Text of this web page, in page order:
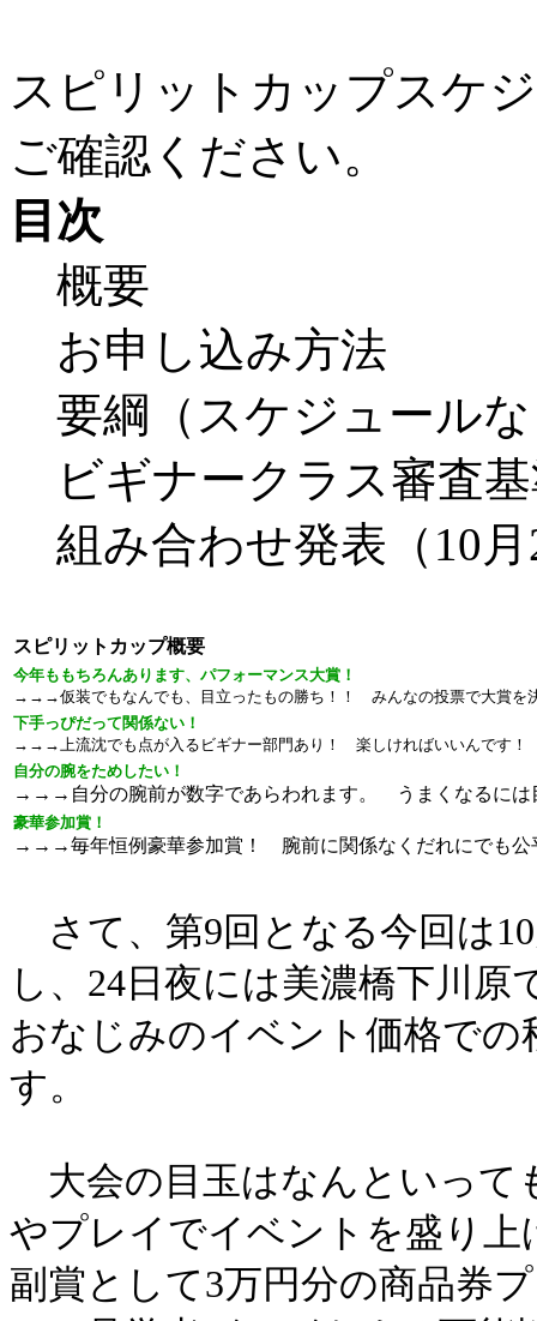
スピリットカップスケ
ご確認ください。
目次
概要
お申し込み方法
要綱（スケジュール
ビギナークラス審査
組み合わせ発表（10月
スピリットカップ概要
今年ももちろんあります、パフォーマンス大賞！
→→→仮装でもなんでも、目立ったもの勝ち！！ みんなの投票で大賞を
下手っぴだって関係ない！
→→→上流沈でも点が入るビギナー部門あり！ 楽しければいいんです！
自分の腕をためしたい！
→→→自分の腕前が数字であらわれます。 うまくなるには
豪華参加賞！
→→→毎年恒例豪華参加賞！ 腕前に関係なくだれにでも公
さて、第9回となる今回は
し、24日夜には美濃橋下川
おなじみのイベント価格で
す。
大会の目玉はなんといっ
やプレイでイベントを盛り
副賞として3万円分の商品券